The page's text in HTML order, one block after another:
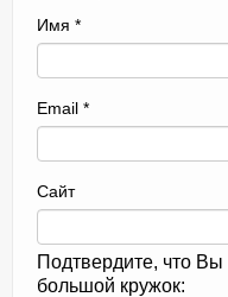
Имя *
Email *
Сайт
Подтвердите, что
большой кружок: